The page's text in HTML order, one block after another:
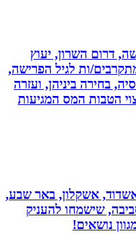
השרון, יעוץ
ות לגיל הפרישה,
ביניהן, ועזרה
המס המגיעות
אשקלון, באר שבע,
שישמחו להעניק